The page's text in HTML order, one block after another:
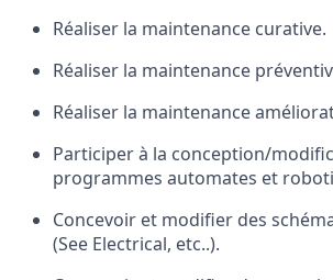
Réaliser la maintenance curative.
Réaliser la maintenance
Réaliser la maintenance
Participer à la conception/
programmes automates et
Concevoir et modifier des
(See Electrical, etc..).